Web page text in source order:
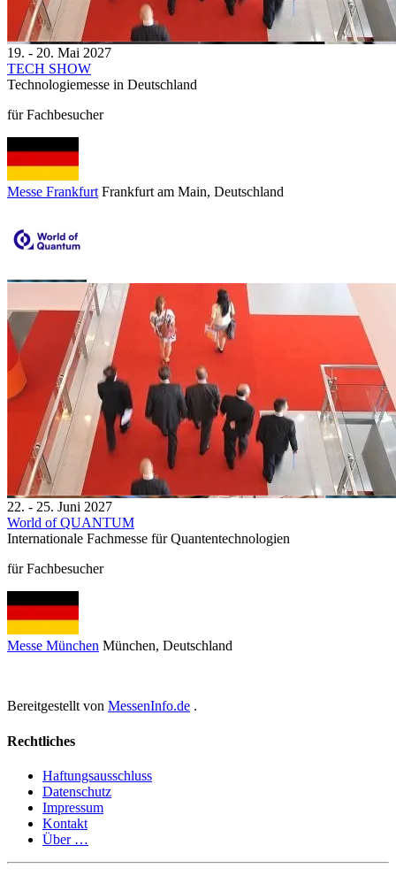
19. - 20. Mai 2027
TECH SHOW
Technologiemesse in Deutschland
für Fachbesucher
Messe Frankfurt Frankfurt am Main, Deutschland
22. - 25. Juni 2027
World of QUANTUM
Internationale Fachmesse für Quantentechnologien
für Fachbesucher
Messe München München, Deutschland
Bereitgestellt von MessenInfo.de .
Rechtliches
Haftungsausschluss
Datenschutz
Impressum
Kontakt
Über …